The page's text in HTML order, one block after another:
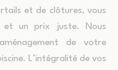
et de clôtures, vous
un prix juste. Nous
de votre
L’intégralité de vos